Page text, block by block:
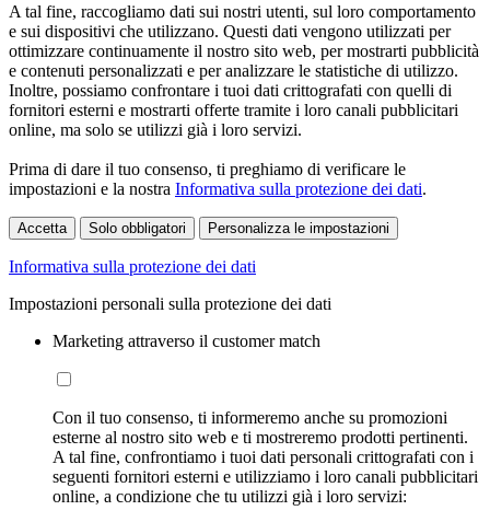
A tal fine, raccogliamo dati sui nostri utenti, sul loro comportamento
e sui dispositivi che utilizzano. Questi dati vengono utilizzati per
ottimizzare continuamente il nostro sito web, per mostrarti pubblicità
e contenuti personalizzati e per analizzare le statistiche di utilizzo.
Inoltre, possiamo confrontare i tuoi dati crittografati con quelli di
fornitori esterni e mostrarti offerte tramite i loro canali pubblicitari
online, ma solo se utilizzi già i loro servizi.
Prima di dare il tuo consenso, ti preghiamo di verificare le
impostazioni e la nostra Informativa sulla protezione dei dati.
Accetta Solo obbligatori Personalizza le impostazioni
Informativa sulla protezione dei dati
Impostazioni personali sulla protezione dei dati
Marketing attraverso il customer match
Con il tuo consenso, ti informeremo anche su promozioni
esterne al nostro sito web e ti mostreremo prodotti pertinenti.
A tal fine, confrontiamo i tuoi dati personali crittografati con i
seguenti fornitori esterni e utilizziamo i loro canali pubblicitari
online, a condizione che tu utilizzi già i loro servizi: